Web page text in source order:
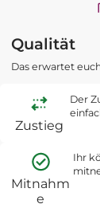
Qualität
Das erwartet
Zustieg
Der
Mitnahm
e
Ihr